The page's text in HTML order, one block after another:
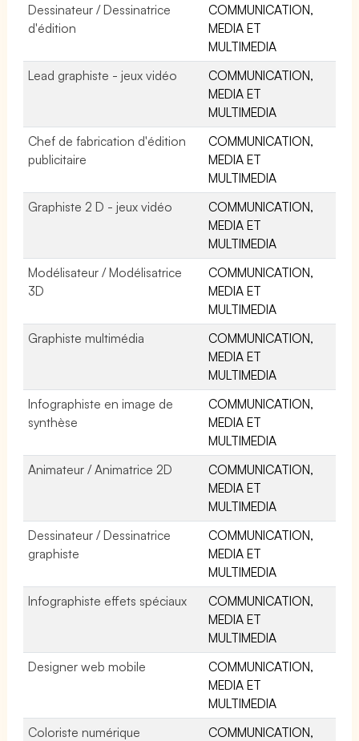
Dessinateur / Dessinatrice
d'édition
COMMUNICATION,
MEDIA ET
MULTIMEDIA
Lead graphiste - jeux vidéo
COMMUNICATION,
MEDIA ET
MULTIMEDIA
Chef de fabrication d'édition
publicitaire
COMMUNICATION,
MEDIA ET
MULTIMEDIA
Graphiste 2 D - jeux vidéo
COMMUNICATION,
MEDIA ET
MULTIMEDIA
Modélisateur / Modélisatrice
3D
COMMUNICATION,
MEDIA ET
MULTIMEDIA
Graphiste multimédia
COMMUNICATION,
MEDIA ET
MULTIMEDIA
Infographiste en image de
synthèse
COMMUNICATION,
MEDIA ET
MULTIMEDIA
Animateur / Animatrice 2D
COMMUNICATION,
MEDIA ET
MULTIMEDIA
Dessinateur / Dessinatrice
graphiste
COMMUNICATION,
MEDIA ET
MULTIMEDIA
Infographiste effets spéciaux
COMMUNICATION,
MEDIA ET
MULTIMEDIA
Designer web mobile
COMMUNICATION,
MEDIA ET
MULTIMEDIA
Coloriste numérique
COMMUNICATION,